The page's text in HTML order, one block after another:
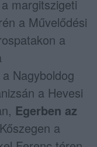
margitszigeti
a Művelődési
a
Nagyboldog
a Hevesi
Egerben az
a